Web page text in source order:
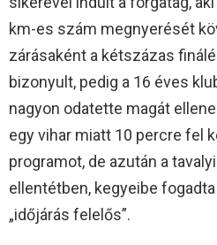
km-es szám megnyerését
zárásaként a kétszázas
bizonyult, pedig a 16 éves
nagyon odatette magát
egy vihar miatt 10 percre fel
programot, de azután a
ellentétben, kegyeibe
„időjárás felelős”.